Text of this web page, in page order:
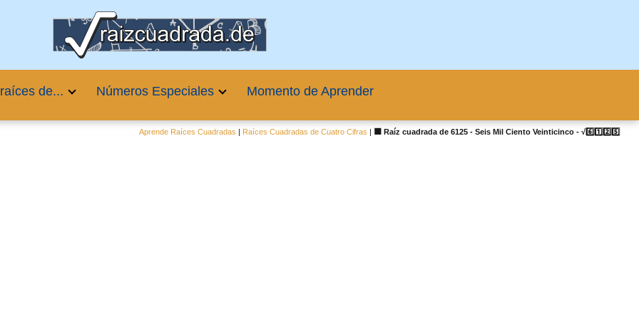
de... Números Especiales Momento de Aprender
Aprende Raíces Cuadradas | Raíces Cuadradas de Cuatro Cifras | 🟦 Raíz cuadrada de 6125 - Seis Mil Ciento Veinticinco - √6️⃣1️⃣2️⃣5️⃣